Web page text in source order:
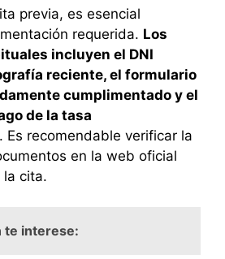
previa, es esencial
requerida. Los
incluyen el DNI
reciente, el formulario
cumplimentado y el
de la tasa
. Es recomendable verificar la
en la web oficial
la cita.
te interese: